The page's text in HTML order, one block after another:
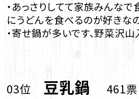
・あっさりしてて家族みんなで
にうどんを食べるのが好きな
・寄せ鍋が多いです、野菜沢山
03位 豆乳鍋 461票